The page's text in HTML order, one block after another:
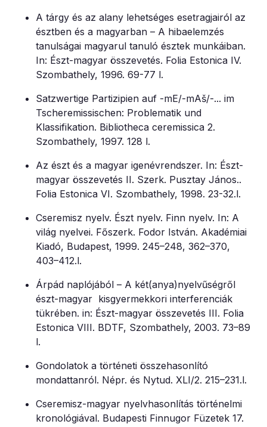
A tárgy és az alany lehetséges esetragjairól az
észtben és a magyarban – A hibaelemzés
tanulságai magyarul tanuló észtek munkáiban.
In: Észt-magyar összevetés. Folia Estonica IV.
Szombathely, 1996. 69-77 l.
Satzwertige Partizipien auf -mE/-mAš/-... im
Tscheremissischen: Problematik und
Klassifikation. Bibliotheca ceremissica 2.
Szombathely, 1997. 128 l.
Az észt és a magyar igenévrendszer. In: Észt-
magyar összevetés II. Szerk. Pusztay János..
Folia Estonica VI. Szombathely, 1998. 23-32.l.
Cseremisz nyelv. Észt nyelv. Finn nyelv. In: A
világ nyelvei. Főszerk. Fodor István. Akadémiai
Kiadó, Budapest, 1999. 245–248, 362–370,
403–412.l.
Árpád naplójából – A két(anya)nyelvűségről
észt-magyar kisgyermekkori interferenciák
tükrében. in: Észt-magyar összevetés III. Folia
Estonica VIII. BDTF, Szombathely, 2003. 73–89
l.
Gondolatok a történeti összehasonlító
mondattanról. Népr. és Nytud. XLI/2. 215–231.l.
Cseremisz-magyar nyelvhasonlítás történelmi
kronológiával. Budapesti Finnugor Füzetek 17.